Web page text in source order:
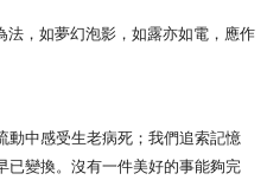
法，如夢幻泡影，如露亦如電，應作
動中感受生老病死；我們追索記憶
已變換。沒有一件美好的事能夠完